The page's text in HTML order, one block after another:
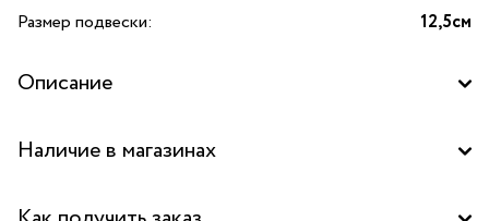
Размер подвески:
12,5см
Описание
от французского бренда Miamelie. Благородный наряд
свете. Уверенность, элегантность, чувство меры и стиля.
Наличие в магазинах
Бутик "La Nature" в ТД "Дружба", Москва